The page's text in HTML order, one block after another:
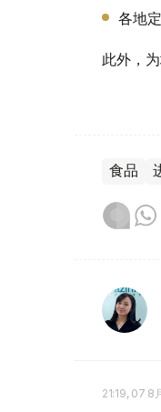
各地
此外，
食品
21:19, 07 8